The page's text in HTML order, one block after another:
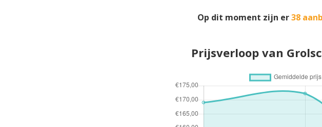
Op dit moment zijn er38
Prijsverloop van